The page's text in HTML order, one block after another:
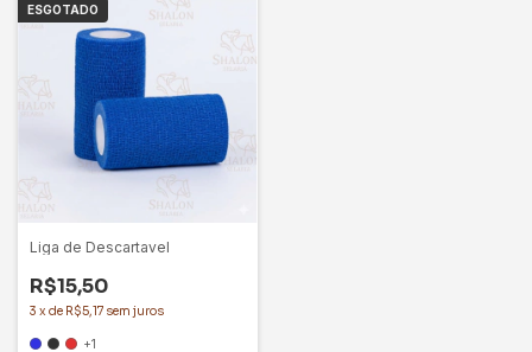
ESGOTADO
Liga de Descartavel
R$15,50
3 xde R$5,17 sem juros
+1